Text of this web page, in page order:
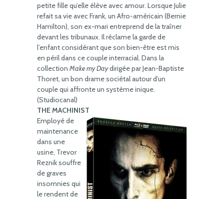
petite fille qu’elle élève avec amour. Lorsque Julie
refait sa vie avec Frank, un Afro-américain (Bernie
Hamilton), son ex-mari entreprend de la traîner
devant les tribunaux. Il réclame la garde de
l’enfant considérant que son bien-être est mis
en péril dans ce couple interracial. Dans la
collection Make my Daydirigée par Jean-Baptiste
Thoret, un bon drame sociétal autour d’un
couple qui affronte un système inique.
(Studiocanal)
THE MACHINIST
Employé de
maintenance
dans une
usine, Trevor
Reznik souffre
de graves
insomnies qui
le rendent de